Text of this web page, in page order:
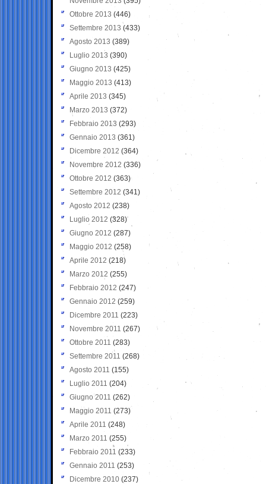
Ottobre 2013 (446)
Settembre 2013 (433)
Agosto 2013 (389)
Luglio 2013 (390)
Giugno 2013 (425)
Maggio 2013 (413)
Aprile 2013 (345)
Marzo 2013 (372)
Febbraio 2013 (293)
Gennaio 2013 (361)
Dicembre 2012 (364)
Novembre 2012 (336)
Ottobre 2012 (363)
Settembre 2012 (341)
Agosto 2012 (238)
Luglio 2012 (328)
Giugno 2012 (287)
Maggio 2012 (258)
Aprile 2012 (218)
Marzo 2012 (255)
Febbraio 2012 (247)
Gennaio 2012 (259)
Dicembre 2011 (223)
Novembre 2011 (267)
Ottobre 2011 (283)
Settembre 2011 (268)
Agosto 2011 (155)
Luglio 2011 (204)
Giugno 2011 (262)
Maggio 2011 (273)
Aprile 2011 (248)
Marzo 2011 (255)
Febbraio 2011 (233)
Gennaio 2011 (253)
Dicembre 2010 (237)